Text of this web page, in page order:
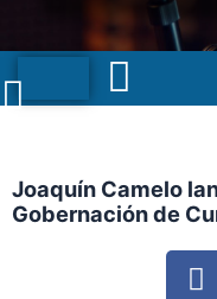
Menu
Joaquín Camelo
Gobernación de
F
a